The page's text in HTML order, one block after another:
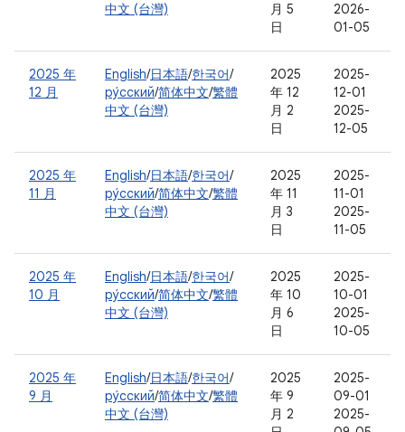
中文 (台灣)
月 5
日
2026-
01-05
2025 年
12 月
English/日本語/한국어/
ру́сский/简体中文/繁體
中文 (台灣)
2025
年 12
月 2
日
2025-
12-01
2025-
12-05
2025 年
11 月
English/日本語/한국어/
ру́сский/简体中文/繁體
中文 (台灣)
2025
年 11
月 3
日
2025-
11-01
2025-
11-05
2025 年
10 月
English/日本語/한국어/
ру́сский/简体中文/繁體
中文 (台灣)
2025
年 10
月 6
日
2025-
10-01
2025-
10-05
2025 年
9 月
English/日本語/한국어/
ру́сский/简体中文/繁體
中文 (台灣)
2025
年 9
月 2
2025-
09-01
2025-